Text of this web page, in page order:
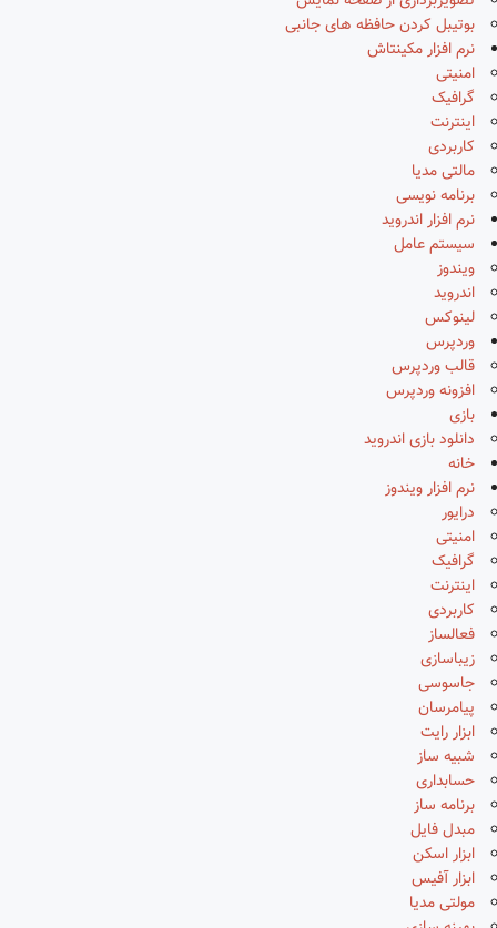
بوتیبل کردن حافظه های جانبی
نرم افزار مکینتاش
امنیتی
گرافیک
اینترنت
کاربردی
مالتی مدیا
برنامه نویسی
نرم افزار اندروید
سیستم عامل
ویندوز
اندروید
لینوکس
وردپرس
قالب وردپرس
افزونه وردپرس
بازی
دانلود بازی اندروید
خانه
نرم افزار ویندوز
درایور
امنیتی
گرافیک
اینترنت
کاربردی
فعالساز
زیباسازی
جاسوسی
پیامرسان
ابزار رایت
شبیه ساز
حسابداری
برنامه ساز
مبدل فایل
ابزار اسکن
ابزار آفیس
مولتی مدیا